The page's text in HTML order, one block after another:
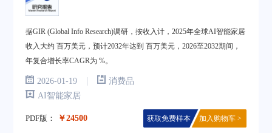
据GIR (Global Info Research)调研，按收入计，2025年全球AI智能家居
收入大约 百万美元，预计2032年达到 百万美元，2026至2032期间，
年复合增长率CAGR为 %。
2026-01-19 |
消费品
AI智能家居
PDF版： ￥24500 获取免费样本 加入购物车 >